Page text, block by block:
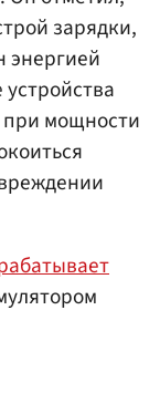
зарядки,
энергией
при мощности